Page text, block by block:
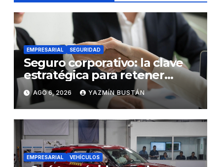
EMPRESARIAL SEGURIDAD
Seguro corporativo: la clave
estratégica para retener
talento en Ecuador
AGO 6, 2026 YAZMÍN BUSTÁN
EMPRESARIAL VEHÍCULOS